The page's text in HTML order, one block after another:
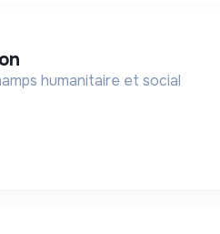
humanitaire et social